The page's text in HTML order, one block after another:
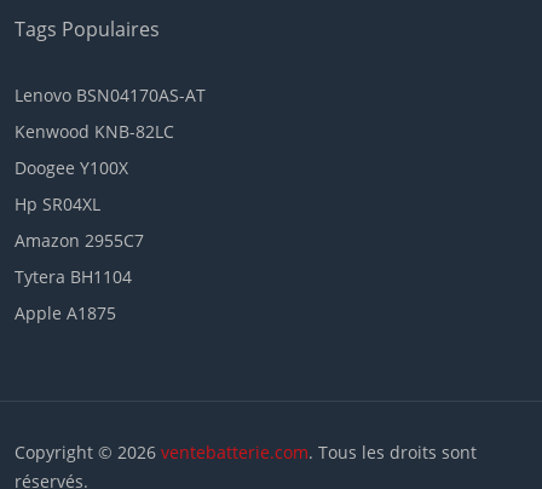
Tags Populaires
Lenovo BSN04170AS-AT
Kenwood KNB-82LC
Doogee Y100X
Hp SR04XL
Amazon 2955C7
Tytera BH1104
Apple A1875
Copyright © 2026 ventebatterie.com. Tous les droits sont
réservés.